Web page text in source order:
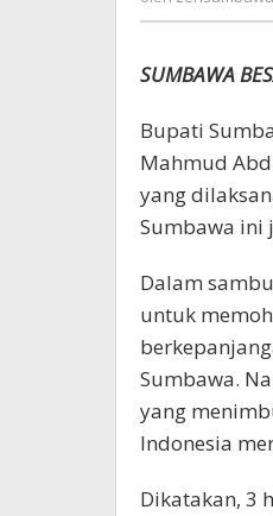
SUMBAWA
Bupati
Mahmud
yang
Sumbawa ini
Dalam
untuk
Sumbawa.
yang
Indonesia
Dikatakan, 3